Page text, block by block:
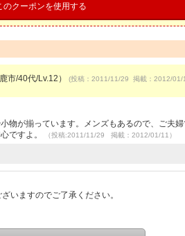
のクーポンを使用する
市/40代/Lv.12） (投稿：2011/11/29 掲載：2012/01/
物が揃っています。メンズもあるので、ご夫
ですよ。
（投稿:2011/11/29 掲載：2012/01/11）
いますのでご了承ください。